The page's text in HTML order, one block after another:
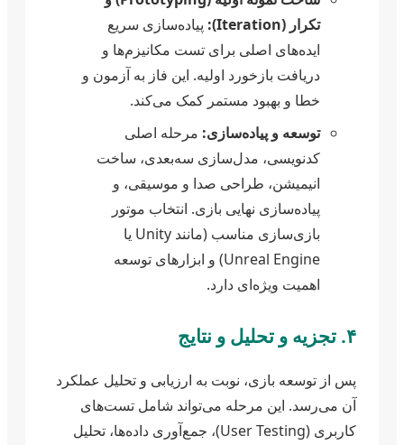
تکرار (Iteration):
پیاده‌سازی سریع
ایده‌های اصلی برای تست مکانیزم‌ها و
دریافت بازخورد اولیه. این فاز به آزمون و
خطا و بهبود مستمر کمک می‌کند.
توسعه و پیاده‌سازی: مرحله اصلی
کدنویسی، مدل‌سازی سه‌بعدی، ساخت
انیمیشن، طراحی صدا و موسیقی، و
پیاده‌سازی نهایی بازی. انتخاب موتور
بازی‌سازی مناسب (مانند Unity یا
Unreal Engine) و ابزارهای توسعه
اهمیت ویژه‌ای دارد.
۴. تجزیه و تحلیل و نتایج
پس از توسعه بازی، نوبت به ارزیابی و تحلیل عملکرد
آن می‌رسد. این مرحله می‌تواند شامل تست‌های
کاربری (User Testing)، جمع‌آوری داده‌ها، تحلیل